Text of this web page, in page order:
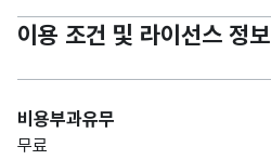
이용 조건 및 라이선스 정보
비용부과유무
무료